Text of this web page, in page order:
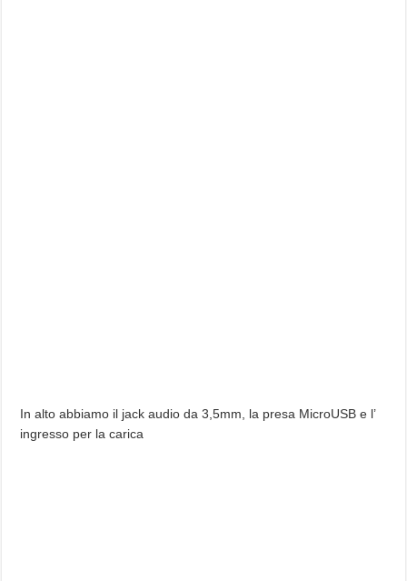
In alto abbiamo il jack audio da 3,5mm, la presa MicroUSB e l’
ingresso per la carica